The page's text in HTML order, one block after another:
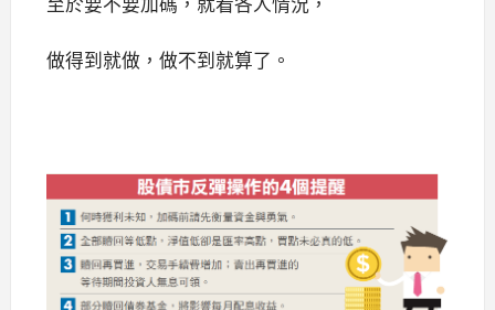
做得到就做，做不到就算了。